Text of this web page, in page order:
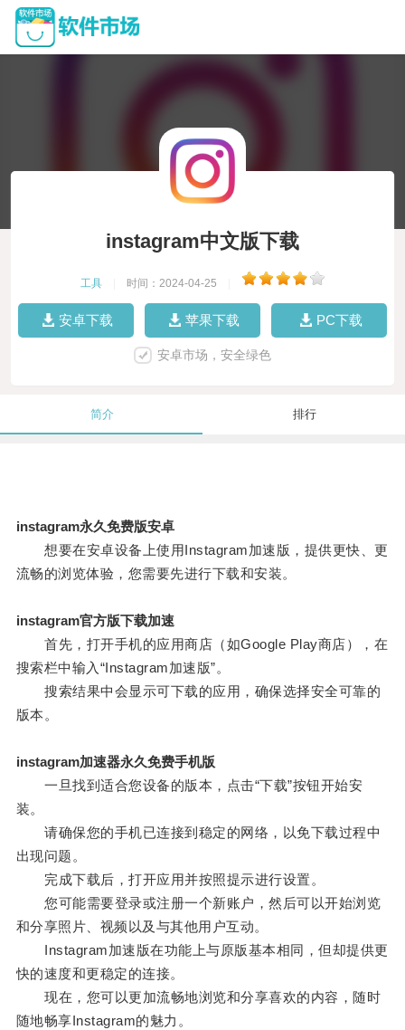
instagram中文版下载
工具 时间：2024-04-25
安卓下载 苹果下载 PC下载
安卓市场，安全绿色
简介 排行
instagram永久免费版安卓
想要在安卓设备上使用Instagram加速版，提供更快、更
流畅的浏览体验，您需要先进行下载和安装。
instagram官方版下载加速
首先，打开手机的应用商店（如Google Play商店），在
搜索栏中输入“Instagram加速版”。
搜索结果中会显示可下载的应用，确保选择安全可靠的
版本。
instagram加速器永久免费手机版
一旦找到适合您设备的版本，点击“下载”按钮开始安
装。
请确保您的手机已连接到稳定的网络，以免下载过程中
出现问题。
完成下载后，打开应用并按照提示进行设置。
您可能需要登录或注册一个新账户，然后可以开始浏览
和分享照片、视频以及与其他用户互动。
Instagram加速版在功能上与原版基本相同，但却提供更
快的速度和更稳定的连接。
现在，您可以更加流畅地浏览和分享喜欢的内容，随时
随地畅享Instagram的魅力。